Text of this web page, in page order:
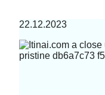
22.12.2023